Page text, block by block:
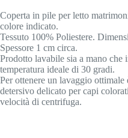
Coperta in pile per letto
colore indicato.
Tessuto 100% Poliestere.
Spessore 1 cm circa.
Prodotto lavabile sia a mano che
temperatura ideale di 30 gradi.
Per ottenere un lavaggio
detersivo delicato per capi
velocità di centrifuga.